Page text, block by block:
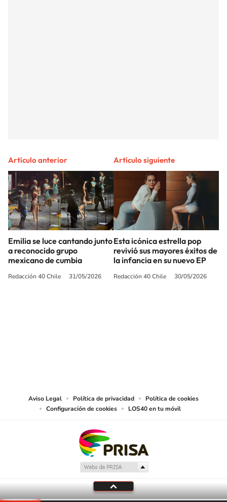
Artículo anterior
Emilia se luce cantando junto
a reconocido grupo
mexicano de cumbia
Redacción 40 Chile 31/05/2026
Artículo siguiente
Esta icónica estrella pop
revivió sus mayores éxitos de
la infancia en su nuevo EP
Redacción 40 Chile 30/05/2026
Aviso Legal Política de privacidad
Política de cookies
Configuración de cookies
LOS40 en tu móvil